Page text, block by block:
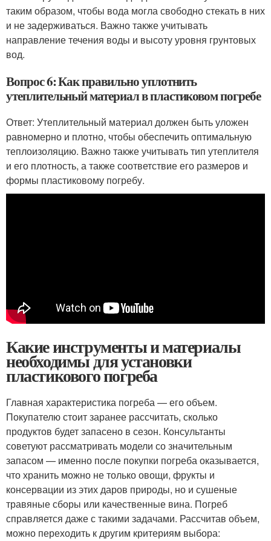
таким образом, чтобы вода могла свободно стекать в них
и не задерживаться. Важно также учитывать
направление течения воды и высоту уровня грунтовых
вод.
Вопрос 6: Как правильно уплотнить
утеплительный материал в пластиковом погребе
Ответ: Утеплительный материал должен быть уложен
равномерно и плотно, чтобы обеспечить оптимальную
теплоизоляцию. Важно также учитывать тип утеплителя
и его плотность, а также соответствие его размеров и
формы пластиковому погребу.
Какие инструменты и материалы
необходимы для установки
пластикового погреба
Главная характеристика погреба — его объем.
Покупателю стоит заранее рассчитать, сколько
продуктов будет запасено в сезон. Консультанты
советуют рассматривать модели со значительным
запасом — именно после покупки погреба оказывается,
что хранить можно не только овощи, фрукты и
консервации из этих даров природы, но и сушеные
травяные сборы или качественные вина. Погреб
справляется даже с такими задачами. Рассчитав объем,
можно переходить к другим критериям выбора: